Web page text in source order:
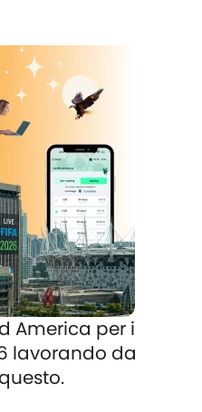
America per i
lavorando da